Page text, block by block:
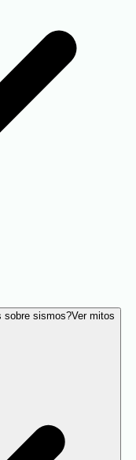
Alertándote SAPI de CV
Privacidad
sobre sismos?Ver mitos